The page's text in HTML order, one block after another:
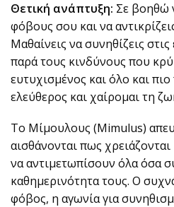
Θετική ανάπτυξη: Σε βοηθώ
φόβους σου και να
Μαθαίνεις να συνηθίζεις
παρά τους κινδύνους που
ευτυχισμένος και όλο και πιο
ελεύθερος και χαίρομαι τη
Το Μίμουλους (Mimulus)
αισθάνονται πως
να αντιμετωπίσουν όλα όσα
καθημερινότητα τους. Ο
φόβος, η αγωνία για